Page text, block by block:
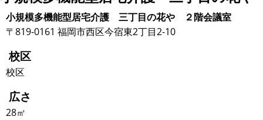
小規模多機能型居宅介護 三丁目の花や ２階会議室
〒819-0161 福岡市西区今宿東2丁目2-10
校区
校区
広さ
28㎡